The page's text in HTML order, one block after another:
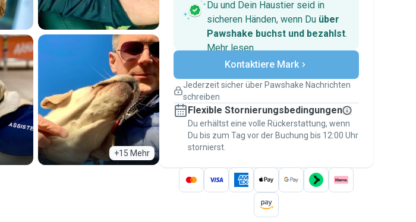
+15 Mehr
Du und Dein Haustier seid in
sicheren Händen, wenn Du über
Pawshake buchst und bezahlst.
Mehr lesenSichere Zahlungen
Unterstützung, falls sich Deine
Versicherte Buchungen
Erledige alles über Pawshake – von der
ersten Nachricht bis zur Bezahlung –, um
über die Pawshake-Garantieabgesichert zu
sein
Kontaktiere Mark
Jederzeit sicher über Pawshake Nachrichten
schreiben
Flexible Stornierungsbedingungen
Du erhältst eine volle Rückerstattung, wenn
Du bis zum Tag vor der Buchung bis 12:00 Uhr
stornierst.